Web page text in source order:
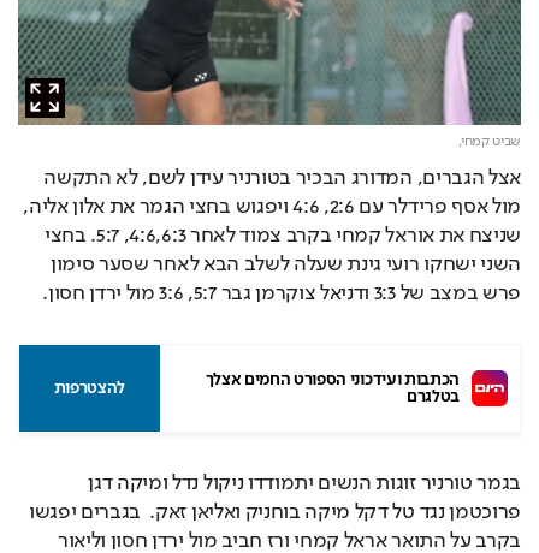
שביט קמחי,
אצל הגברים, המדורג הבכיר בטורניר עידן לשם, לא התקשה
מול אסף פרידלר עם 2:6, 4:6 ויפגוש בחצי הגמר את אלון אליה,
שניצח את אוראל קמחי בקרב צמוד לאחר 4:6,6:3, 5:7. בחצי
השני ישחקו רועי גינת שעלה לשלב הבא לאחר שסער סימון
פרש במצב של 3:3 ודניאל צוקרמן גבר 5:7, 3:6 מול ירדן חסון.
הכתבות ועידכוני הספורט החמים אצלך
בטלגרם
להצטרפות
בגמר טורניר זוגות הנשים יתמודדו ניקול נדל ומיקה דגן
פרוכטמן נגד טל דקל מיקה בוחניק ואליאן זאק.  בגברים יפגשו
בקרב על התואר אראל קמחי ורז חביב מול ירדן חסון וליאור